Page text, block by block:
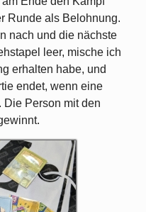
Runde als Belohnung.
nach und die nächste
leer, mische ich
erhalten habe, und
endet, wenn eine
Die Person mit den